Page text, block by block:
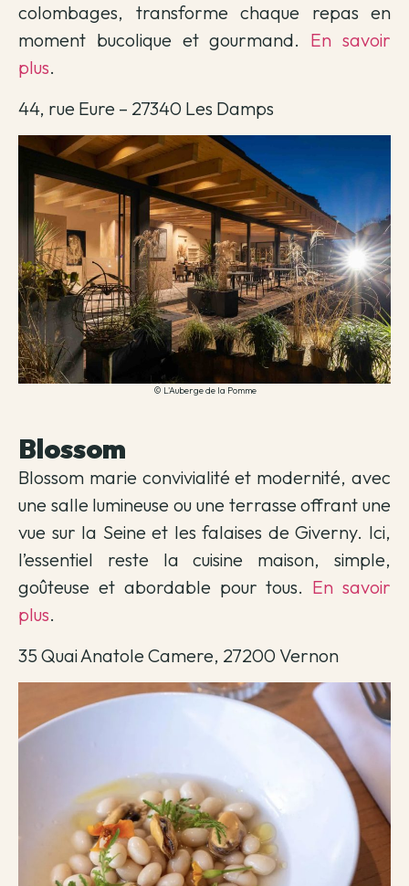
colombages, transforme chaque repas en
moment bucolique et gourmand. En savoir
plus.
44, rue Eure – 27340 Les Damps
© L'Auberge de la Pomme
Blossom
Blossom marie convivialité et modernité, avec
une salle lumineuse ou une terrasse offrant une
vue sur la Seine et les falaises de Giverny. Ici,
l’essentiel reste la cuisine maison, simple,
goûteuse et abordable pour tous. En savoir
plus.
35 Quai Anatole Camere, 27200 Vernon